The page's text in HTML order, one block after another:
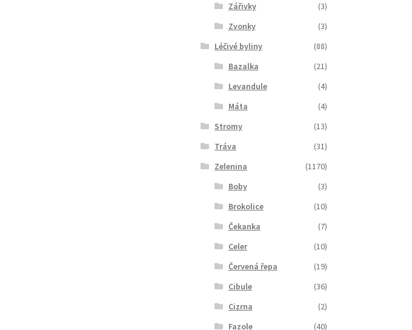
Zářivky
(3)
Zvonky
(3)
Léčivé byliny
(88)
Bazalka
(21)
Levandule
(4)
Máta
(4)
Stromy
(13)
Tráva
(31)
Zelenina
(1170)
Boby
(3)
Brokolice
(10)
Čekanka
(7)
Celer
(10)
Červená řepa
(19)
Cibule
(36)
Cizrna
(2)
Fazole
(40)